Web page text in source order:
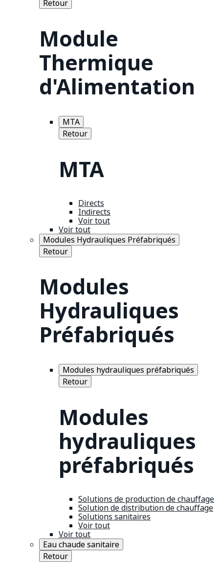
Retour
Module
Thermique
d'Alimentation
MTA
Retour
MTA
Directs
Indirects
Voir tout
Voir tout
Modules Hydrauliques Préfabriqués
Retour
Modules
Hydrauliques
Préfabriqués
Modules hydrauliques préfabriqués
Retour
Modules
hydrauliques
préfabriqués
Solutions de production de chauffage
Solution de distribution de chauffage
Solutions sanitaires
Voir tout
Voir tout
Eau chaude sanitaire
Retour